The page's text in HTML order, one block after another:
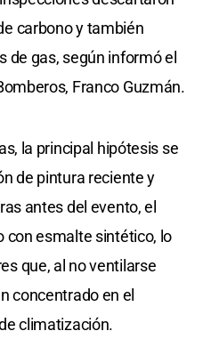
carbono y también
de gas, según informó el
Franco Guzmán.
la principal hipótesis se
de pintura reciente y
antes del evento, el
con esmalte sintético, lo
que, al no ventilarse
concentrado en el
climatización.